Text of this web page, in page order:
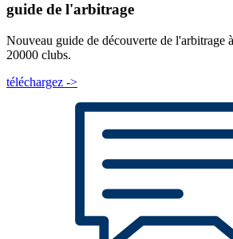
guide de l'arbitrage
Nouveau guide de découverte de l'arbitrage
20000 clubs.
téléchargez ->